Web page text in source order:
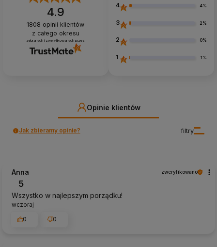
4.9
1808 opinii klientów
z całego okresu
zebranych i zweryfikowanych przez
4 4%
3 2%
2 0%
1 1%
Opinie klientów
filtry
Jak zbieramy opinie?
Anna zweryfikowano
5
Wszystko w najlepszym porządku!
wczoraj
0
0